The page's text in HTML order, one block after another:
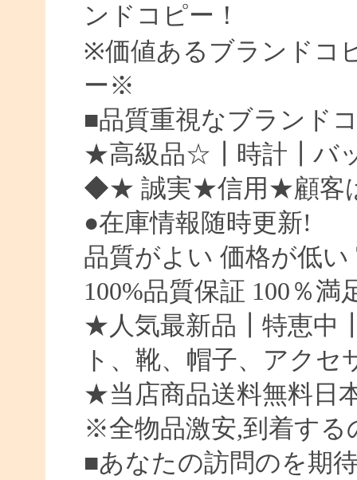
ンドコピー！
※価値あるブランドコ
ー※
■品質重視なブランド
★高級品☆┃時計┃バ
◆★ 誠実★信用★顧客
●在庫情報随時更新!
品質がよい 価格が低
100%品質保証 100％満
★人気最新品┃特恵中
ト、靴、帽子、アク
★当店商品送料無料日
※全物品激安,到着する
■あなたの訪問のを